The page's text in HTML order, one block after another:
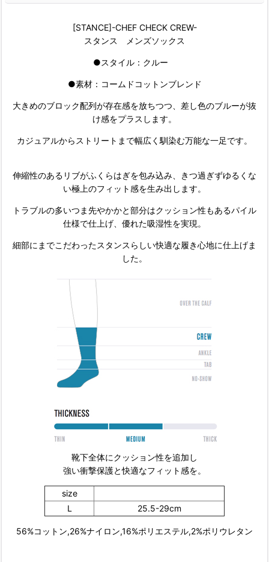
[STANCE]-CHEF CHECK CREW-
スタンス メンズソックス
●スタイル：クルー
●素材：コームドコットンブレンド
大きめのブロック配列が存在感を放ちつつ、差し色のブルーが抜
け感をプラスします。
カジュアルからストリートまで幅広く馴染む万能な一足です。
伸縮性のあるリブがふくらはぎを包み込み、きつ過ぎずゆるくな
い極上のフィット感を生み出します。
トラブルの多いつま先やかかと部分はクッション性もあるパイル
仕様で仕上げ、優れた吸湿性を実現。
細部にまでこだわったスタンスらしい快適な履き心地に仕上げま
した。
靴下全体にクッション性を追加し
強い衝撃保護と快適なフィット感を。
size
L
25.5-29cm
56%コットン,26%ナイロン,16%ポリエステル,2%ポリウレタン